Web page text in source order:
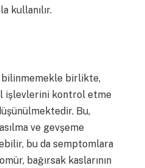
kullanılır.
bilinmemekle birlikte,
işlevlerini kontrol etme
Bu,
ve gevşeme
bu da semptomlara
bağırsak kaslarının